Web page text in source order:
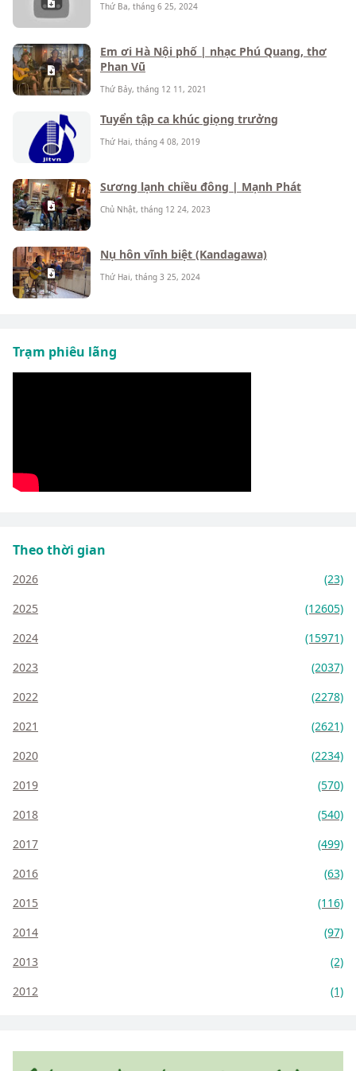
Thứ Ba, tháng 6 25, 2024
Em ơi Hà Nội phố | nhạc Phú Quang, thơ
Phan Vũ
Thứ Bảy, tháng 12 11, 2021
Tuyển tập ca khúc giọng trưởng
Thứ Hai, tháng 4 08, 2019
Sương lạnh chiều đông | Mạnh Phát
Chủ Nhật, tháng 12 24, 2023
Nụ hôn vĩnh biệt (Kandagawa)
Thứ Hai, tháng 3 25, 2024
Trạm phiêu lãng
Theo thời gian
2026
(23)
2025
(12605)
2024
(15971)
2023
(2037)
2022
(2278)
2021
(2621)
2020
(2234)
2019
(570)
2018
(540)
2017
(499)
2016
(63)
2015
(116)
2014
(97)
2013
(2)
2012
(1)